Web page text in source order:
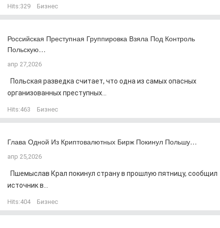
Hits:329 Бизнес
Российская Преступная Группировка Взяла Под Контроль
Польскую…
апр 27,2026
Польская разведка считает, что одна из самых опасных
организованных преступных...
Hits:463 Бизнес
Глава Одной Из Криптовалютных Бирж Покинул Польшу…
апр 25,2026
Пшемыслав Крал покинул страну в прошлую пятницу, сообщил
источник в...
Hits:404 Бизнес